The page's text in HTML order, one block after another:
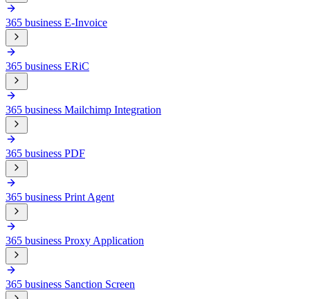
365 business E-Invoice
365 business ERiC
365 business Mailchimp Integration
365 business PDF
365 business Print Agent
365 business Proxy Application
365 business Sanction Screen